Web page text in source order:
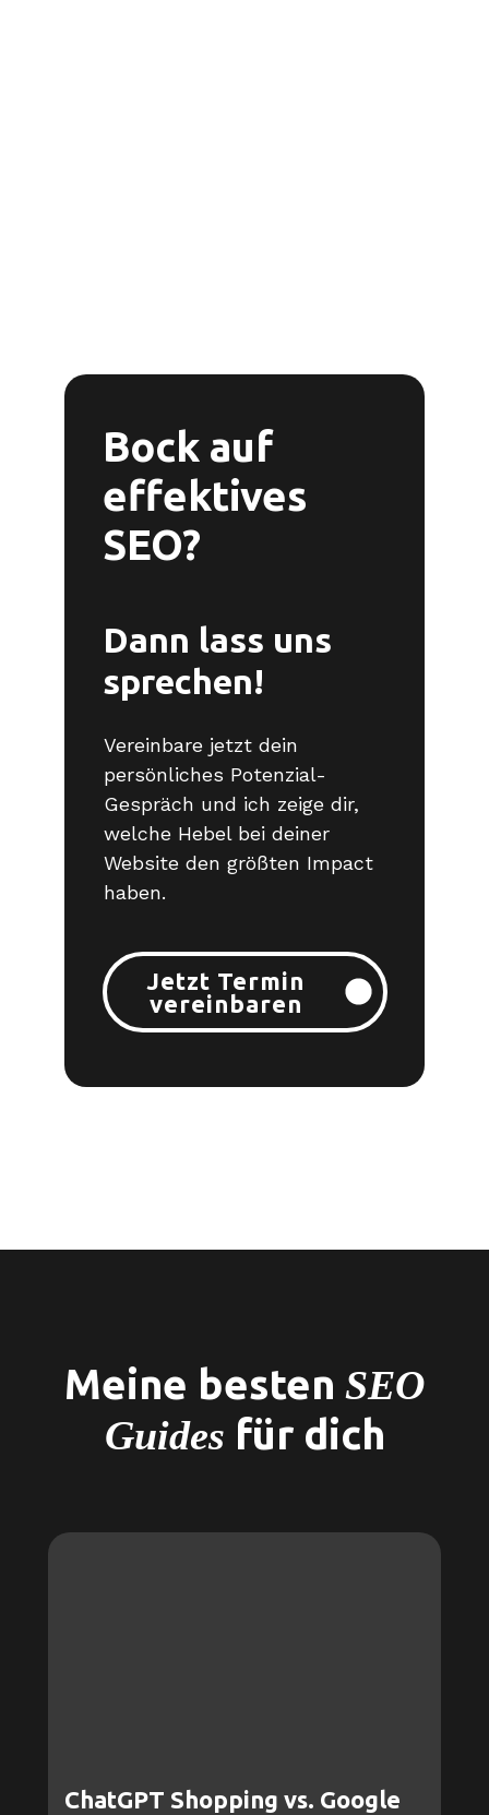
Bock auf
effektives
SEO?
Dann lass uns
sprechen!
Vereinbare jetzt dein
persönliches Potenzial-
Gespräch und ich zeige dir,
welche Hebel bei deiner
Website den größten Impact
haben.
Jetzt Termin
vereinbaren
Meine besten SEO
Guides für dich
ChatGPT Shopping vs. Google